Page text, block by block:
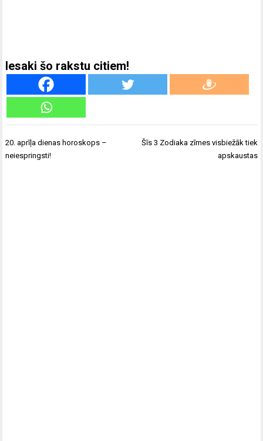
Iesaki šo rakstu citiem!
Ziņu
izvēlne
20. aprīļa dienas horoskops –
neiespringsti!
Šīs 3 Zodiaka zīmes visbiežāk tiek
apskaustas